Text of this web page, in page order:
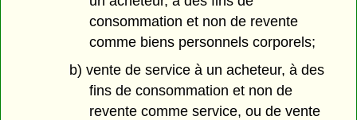
consommation et non de revente
comme biens personnels corporels;
b) vente de service à un acheteur, à des
fins de consommation et non de
revente comme service, ou de vente